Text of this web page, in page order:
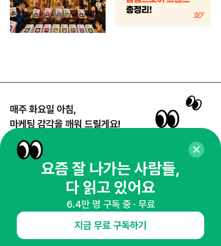
매주 화요일 아침,
마케팅 감각을 깨워 드릴게요!
뉴스레터 구독하기
오픈애즈란
요즘 잘 나가는 사람들,
다 읽고 있어요
6.4만 명 구독 중 · 무료
지금 무료 구독하기